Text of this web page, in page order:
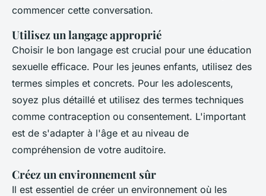
commencer cette conversation.
Utilisez un langage approprié
Choisir le bon langage est crucial pour une éducation
sexuelle efficace. Pour les jeunes enfants, utilisez des
termes simples et concrets. Pour les adolescents,
soyez plus détaillé et utilisez des termes techniques
comme contraception ou consentement. L'important
est de s'adapter à l'âge et au niveau de
compréhension de votre auditoire.
Créez un environnement sûr
Il est essentiel de créer un environnement où les